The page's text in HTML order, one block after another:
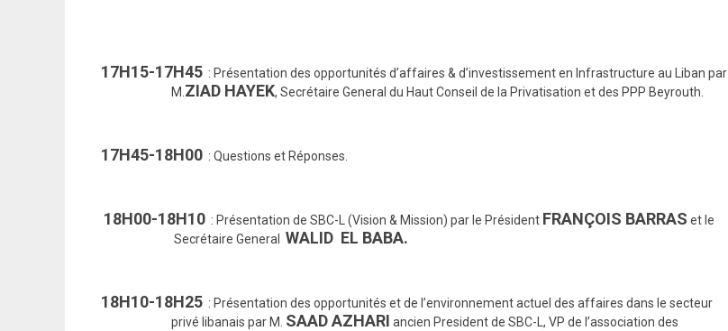
17H15-17H45 : Présentation des opportunités d’affaires & d’investissement en Infrastructure au Liban par
M. ZIAD HAYEK, Secrétaire General du Haut Conseil de la Privatisation et des PPP Beyrouth.
17H45-18H00 : Questions et Réponses.
18H00-18H10 : Présentation de SBC-L (Vision & Mission) par le Président FRANÇOIS BARRAS et le
Secrétaire General WALID EL BABA.
18H10-18H25 : Présentation des opportunités et de l’environnement actuel des affaires dans le secteur
privé libanais par M. SAAD AZHARI ancien President de SBC-L, VP de l’association des